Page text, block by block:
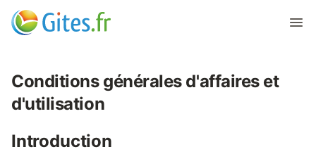
Conditions générales d'affaires et
d'utilisation
Introduction